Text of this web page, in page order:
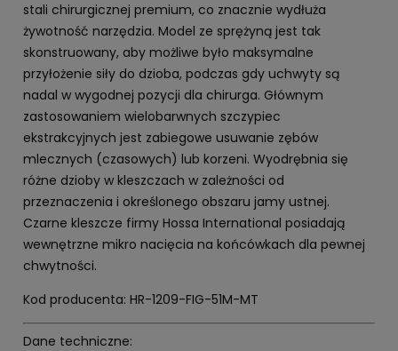
stali chirurgicznej premium, co znacznie wydłuża
żywotność narzędzia. Model ze sprężyną jest tak
skonstruowany, aby możliwe było maksymalne
przyłożenie siły do dzioba, podczas gdy uchwyty są
nadal w wygodnej pozycji dla chirurga. Głównym
zastosowaniem wielobarwnych szczypiec
ekstrakcyjnych jest zabiegowe usuwanie zębów
mlecznych (czasowych) lub korzeni. Wyodrębnia się
różne dzioby w kleszczach w zależności od
przeznaczenia i określonego obszaru jamy ustnej.
Czarne kleszcze firmy Hossa International posiadają
wewnętrzne mikro nacięcia na końcówkach dla pewnej
chwytności.
Kod producenta: HR-1209-FIG-51M-MT
Dane techniczne: